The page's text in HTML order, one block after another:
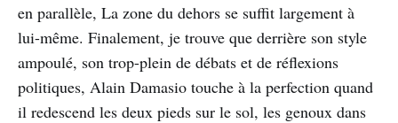
en parallèle, La zone du dehors se suffit largement à
lui-même. Finalement, je trouve que derrière son style
ampoulé, son trop-plein de débats et de réflexions
politiques, Alain Damasio touche à la perfection quand
il redescend les deux pieds sur le sol, les genoux dans